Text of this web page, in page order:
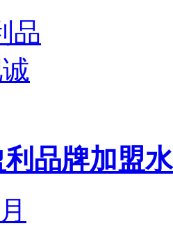
品牌加盟